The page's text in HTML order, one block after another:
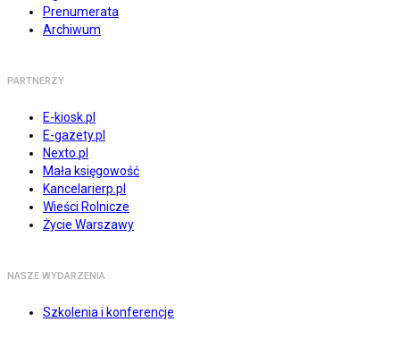
Prenumerata
Archiwum
PARTNERZY
E-kiosk.pl
E-gazety.pl
Nexto.pl
Mała księgowość
Kancelarierp.pl
Wieści Rolnicze
Życie Warszawy
NASZE WYDARZENIA
Szkolenia i konferencje